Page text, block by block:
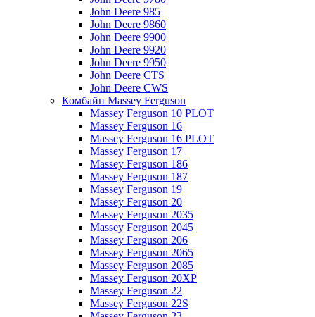
John Deere 985
John Deere 9860
John Deere 9900
John Deere 9920
John Deere 9950
John Deere CTS
John Deere CWS
Комбайн Massey Ferguson
Massey Ferguson 10 PLOT
Massey Ferguson 16
Massey Ferguson 16 PLOT
Massey Ferguson 17
Massey Ferguson 186
Massey Ferguson 187
Massey Ferguson 19
Massey Ferguson 20
Massey Ferguson 2035
Massey Ferguson 2045
Massey Ferguson 206
Massey Ferguson 2065
Massey Ferguson 2085
Massey Ferguson 20XP
Massey Ferguson 22
Massey Ferguson 22S